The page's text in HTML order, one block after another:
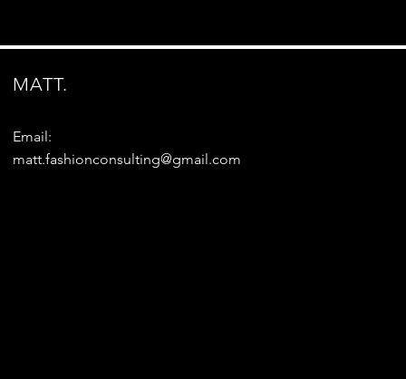
MATT.
Email:
matt.fashionconsulting@gmail.com